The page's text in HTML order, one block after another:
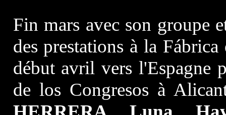
Fin mars avec son groupe
des prestations à la
début avril vers l'Espagne
de los Congresos à